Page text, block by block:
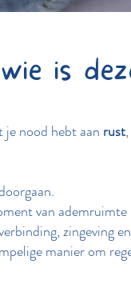
is
je nood hebt aan rust,
van ademruimte
zingeving
manier om